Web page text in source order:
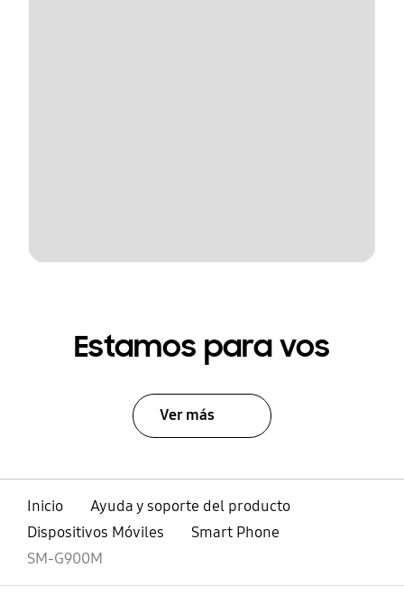
Estamos para vos
Ver más
Inicio
Ayuda y soporte del producto
Dispositivos Móviles
Smart Phone
SM-G900M